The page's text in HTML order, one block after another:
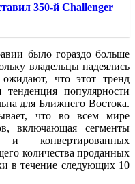
350-й Challenger
было гораздо больше
владельцы надеялись
что этот тренд
популярности
для Ближнего Востока.
что во всем мире
включающая сегменты
и конвертированных
количества проданных
в течение следующих 10